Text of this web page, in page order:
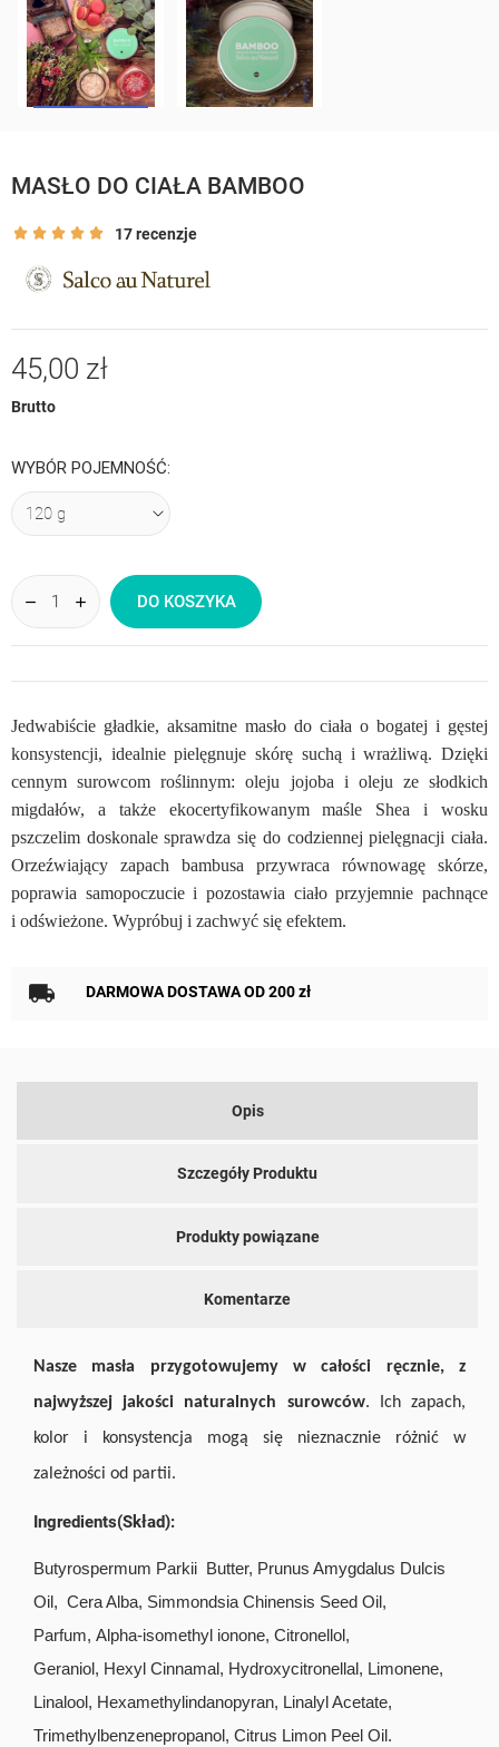
MASŁO DO CIAŁA BAMBOO
17 recenzje
45,00 zł
Brutto
WYBÓR POJEMNOŚĆ:
DO KOSZYKA
Jedwabiście gładkie, aksamitne masło do ciała o bogatej i gęstej
konsystencji, idealnie pielęgnuje skórę suchą i wrażliwą. Dzięki
cennym surowcom roślinnym: oleju jojoba i oleju ze słodkich
migdałów, a także ekocertyfikowanym maśle Shea i wosku
pszczelim doskonale sprawdza się do codziennej pielęgnacji ciała.
Orzeźwiający zapach bambusa przywraca równowagę skórze,
poprawia samopoczucie i pozostawia ciało przyjemnie pachnące
i odświeżone. Wypróbuj i zachwyć się efektem.
DARMOWA DOSTAWA OD 200 zł
Opis
Szczegóły Produktu
Produkty powiązane
Komentarze
Nasze masła przygotowujemy w całości ręcznie, z
najwyższej jakości naturalnych surowców. Ich zapach,
kolor i konsystencja mogą się nieznacznie różnić w
zależności od partii.
Ingredients(Skład):
Butyrospermum Parkii Butter, Prunus Amygdalus Dulcis
Oil, Cera Alba, Simmondsia Chinensis Seed Oil,
Parfum, Alpha-isomethyl ionone, Citronellol,
Geraniol, Hexyl Cinnamal, Hydroxycitronellal, Limonene,
Linalool, Hexamethylindanopyran, Linalyl Acetate,
Trimethylbenzenepropanol, Citrus Limon Peel Oil.